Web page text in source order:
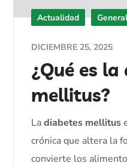
Actualidad
DICIEMBRE 25, 2025
¿Qué es
mellitus?
Ladiabetes mellitus
crónica que altera la
convierte los